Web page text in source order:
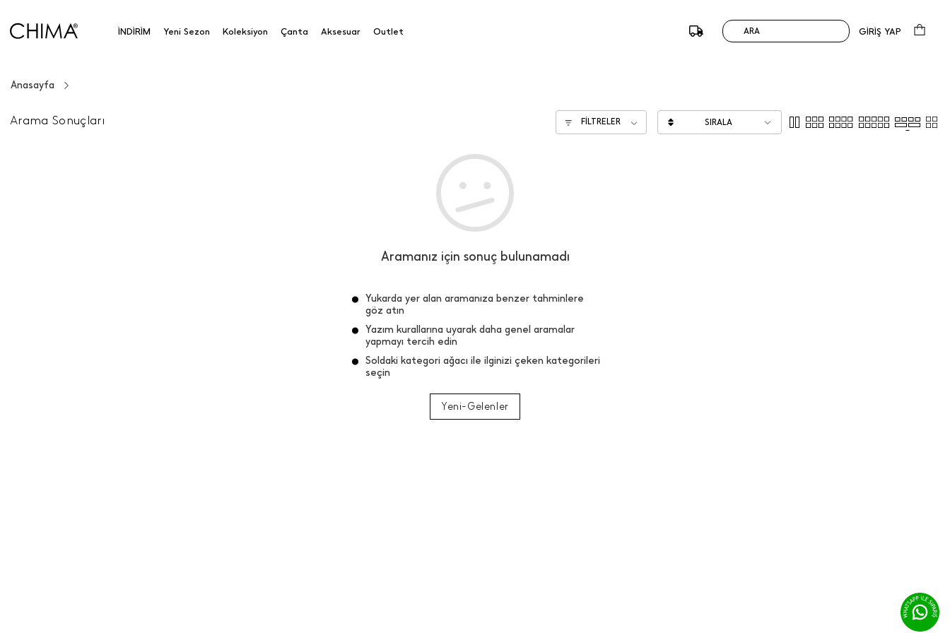
İNDİRİM Yeni Sezon Koleksiyon Çanta Aksesuar Outlet ARA GİRİŞ YAP
Anasayfa
Arama Sonuçları FİLTRELER SIRALA
Aramanız için sonuç bulunamadı
Yukarda yer alan aramanıza benzer tahminlere
göz atın
Yazım kurallarına uyarak daha genel aramalar
yapmayı tercih edin
Soldaki kategori ağacı ile ilginizi çeken kategorileri
seçin
Yeni-Gelenler